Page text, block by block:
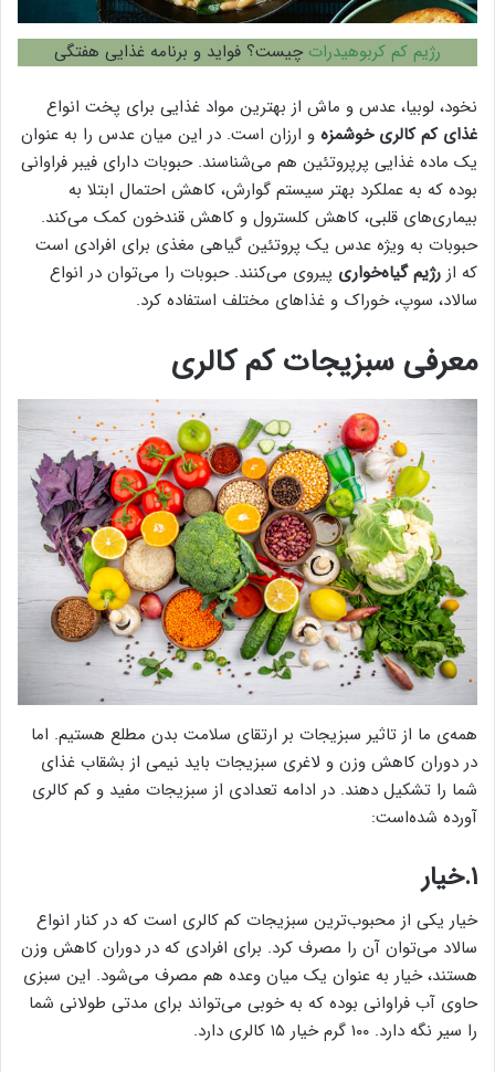
رژیم کم کربوهیدرات چیست؟ فواید و برنامه غذایی هفتگی
نخود، لوبیا، عدس و ماش از بهترین مواد غذایی برای پخت انواع
غذای کم کالری خوشمزه و ارزان است. در این میان عدس را به عنوان
یک ماده غذایی پرپروتئین هم می‌شناسند. حبوبات دارای فیبر فراوانی
بوده که به عملکرد بهتر سیستم گوارش، کاهش احتمال ابتلا به
بیماری‌های قلبی، کاهش کلسترول و کاهش قندخون کمک می‌کند.
حبوبات به ویژه عدس یک پروتئین گیاهی مغذی برای افرادی است
که از رژیم گیاه‌خواری پیروی می‌کنند. حبوبات را می‌توان در انواع
سالاد، سوپ، خوراک و غذاهای مختلف استفاده کرد.
معرفی سبزیجات کم کالری
همه‌ی ما از تاثیر سبزیجات بر ارتقای سلامت بدن مطلع هستیم. اما
در دوران کاهش وزن و لاغری سبزیجات باید نیمی از بشقاب غذای
شما را تشکیل دهند. در ادامه تعدادی از سبزیجات مفید و کم کالری
آورده شده‌است:
۱.خیار
خیار یکی از محبوب‌ترین سبزیجات کم کالری است که در کنار انواع
سالاد می‌توان آن را مصرف کرد. برای افرادی که در دوران کاهش وزن
هستند، خیار به عنوان یک میان وعده هم مصرف می‌شود. این سبزی
حاوی آب فراوانی بوده که به خوبی می‌تواند برای مدتی طولانی شما
را سیر نگه دارد. ۱۰۰ گرم خیار ۱۵ کالری دارد.